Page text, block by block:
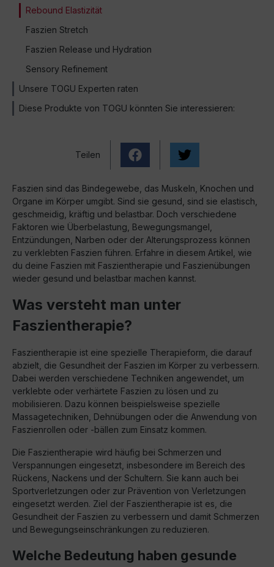
Rebound Elastizität
Faszien Stretch
Faszien Release und Hydration
Sensory Refinement
Unsere TOGU Experten raten
Diese Produkte von TOGU könnten Sie interessieren:
Teilen
Faszien sind das Bindegewebe, das Muskeln, Knochen und
Organe im Körper umgibt. Sind sie gesund, sind sie elastisch,
geschmeidig, kräftig und belastbar. Doch verschiedene
Faktoren wie Überbelastung, Bewegungsmangel,
Entzündungen, Narben oder der Alterungsprozess können
zu verklebten Faszien führen. Erfahre in diesem Artikel, wie
du deine Faszien mit Faszientherapie und Faszienübungen
wieder gesund und belastbar machen kannst.
Was versteht man unter
Faszientherapie?
Faszientherapie ist eine spezielle Therapieform, die darauf
abzielt, die Gesundheit der Faszien im Körper zu verbessern.
Dabei werden verschiedene Techniken angewendet, um
verklebte oder verhärtete Faszien zu lösen und zu
mobilisieren. Dazu können beispielsweise spezielle
Massagetechniken, Dehnübungen oder die Anwendung von
Faszienrollen oder -bällen zum Einsatz kommen.
Die Faszientherapie wird häufig bei Schmerzen und
Verspannungen eingesetzt, insbesondere im Bereich des
Rückens, Nackens und der Schultern. Sie kann auch bei
Sportverletzungen oder zur Prävention von Verletzungen
eingesetzt werden. Ziel der Faszientherapie ist es, die
Gesundheit der Faszien zu verbessern und damit Schmerzen
und Bewegungseinschränkungen zu reduzieren.
Welche Bedeutung haben gesunde